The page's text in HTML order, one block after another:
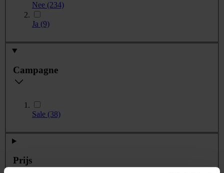
Nee (234)
Ja (9)
Campagne
Sale (38)
Prijs